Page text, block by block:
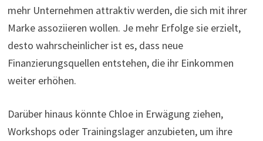
mehr Unternehmen attraktiv werden, die sich mit ihrer
Marke assoziieren wollen. Je mehr Erfolge sie erzielt,
desto wahrscheinlicher ist es, dass neue
Finanzierungsquellen entstehen, die ihr Einkommen
weiter erhöhen.
Darüber hinaus könnte Chloe in Erwägung ziehen,
Workshops oder Trainingslager anzubieten, um ihre